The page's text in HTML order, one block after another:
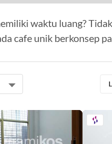
waktu luang?
cafe unik berkonsep